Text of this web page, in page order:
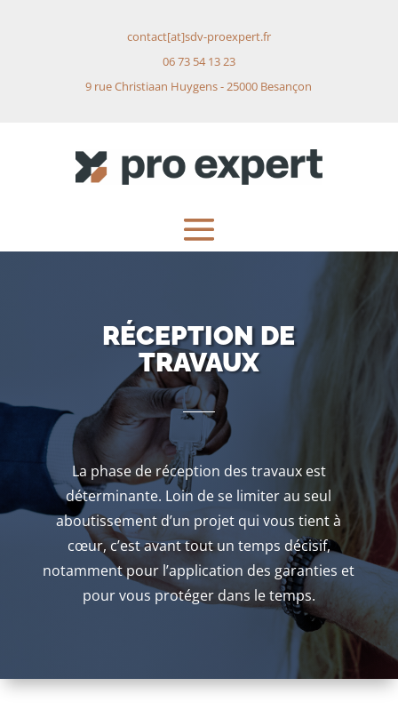
contact[at]sdv-proexpert.fr
06 73 54 13 23
9 rue Christiaan Huygens - 25000 Besançon
RÉCEPTION DE
TRAVAUX
La phase de réception des travaux est
déterminante. Loin de se limiter au seul
aboutissement d’un projet qui vous tient à
cœur, c’est avant tout un temps décisif,
notamment pour l’application des garanties et
pour vous protéger dans le temps.